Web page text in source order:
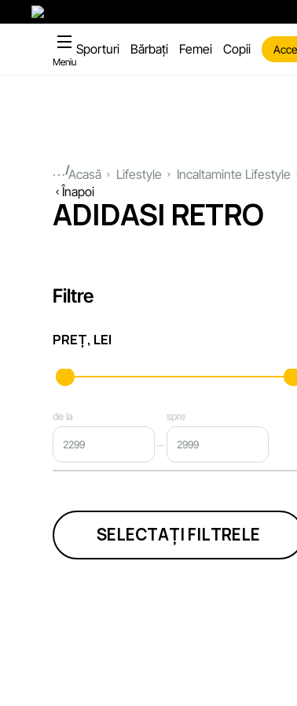
Meniu
Sporturi Bărbați Femei Copii
...Acasă Lifestyle Incaltaminte Lifestyle
Înapoi
ADIDASI RETRO
Filtre
PREȚ, LEI
de la spre
SELECTAȚI FILTRELE